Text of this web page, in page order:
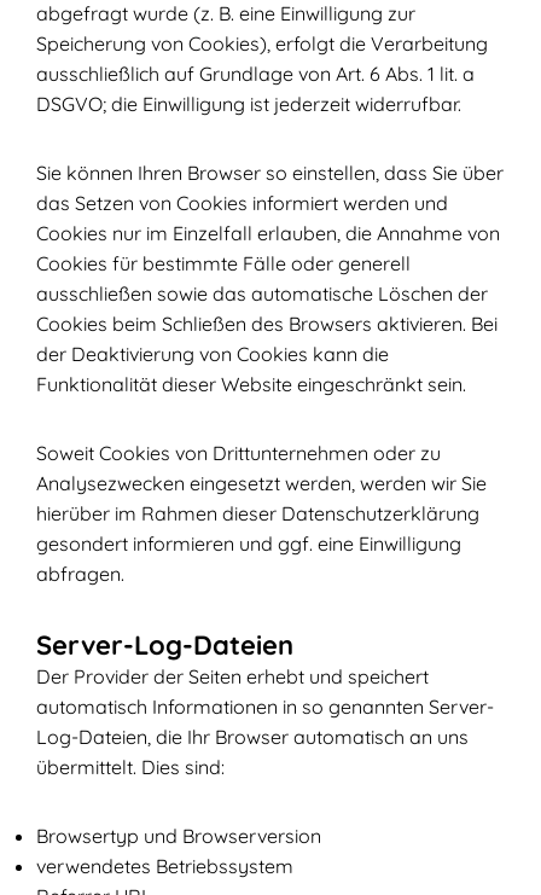
abgefragt wurde (z. B. eine Einwilligung zur
Speicherung von Cookies), erfolgt die Verarbeitung
ausschließlich auf Grundlage von Art. 6 Abs. 1 lit. a
DSGVO; die Einwilligung ist jederzeit widerrufbar.
Sie können Ihren Browser so einstellen, dass Sie über
das Setzen von Cookies informiert werden und
Cookies nur im Einzelfall erlauben, die Annahme von
Cookies für bestimmte Fälle oder generell
ausschließen sowie das automatische Löschen der
Cookies beim Schließen des Browsers aktivieren. Bei
der Deaktivierung von Cookies kann die
Funktionalität dieser Website eingeschränkt sein.
Soweit Cookies von Drittunternehmen oder zu
Analysezwecken eingesetzt werden, werden wir Sie
hierüber im Rahmen dieser Datenschutzerklärung
gesondert informieren und ggf. eine Einwilligung
abfragen.
Server-Log-Dateien
Der Provider der Seiten erhebt und speichert
automatisch Informationen in so genannten Server-
Log-Dateien, die Ihr Browser automatisch an uns
übermittelt. Dies sind:
Browsertyp und Browserversion
verwendetes Betriebssystem